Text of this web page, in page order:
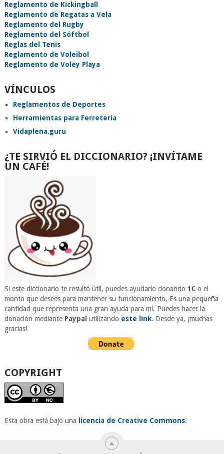
Reglamento de Kickingball
Reglamento de Regatas a Vela
Reglamento del Rugby
Reglamento del Sóftbol
Reglas del Tenis
Reglamento de Voleibol
Reglamento de Voley Playa
VÍNCULOS
Reglamentos de Deportes
Herramientas para Ferretería
Vidaplena.guru
¿TE SIRVIÓ EL DICCIONARIO? ¡INVÍTAME
UN CAFÉ!
Si este diccionario te resultó útil, puedes ayudarlo donando 1€o el
monto que desees para mantener su funcionamiento. Es una pequeña
cantidad que representa una gran ayuda para mí. Puedes hacer la
donación mediante Paypal utilizando este link. Desde ya, ¡muchas
gracias!
COPYRIGHT
Esta obra está bajo una licencia de Creative Commons.